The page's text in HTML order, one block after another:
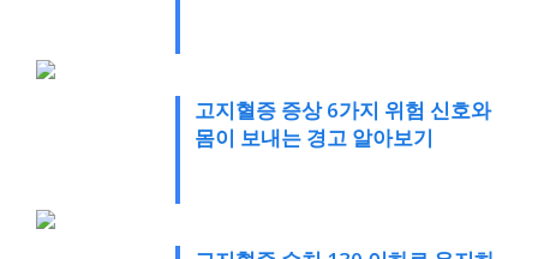
고지혈증 증상 6가지 위험 신호와
몸이 보내는 경고 알아보기